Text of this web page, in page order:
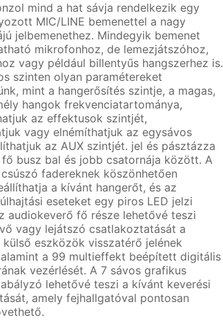
mind a hat sávja rendelkezik egy
MIC/LINE bemenettel a nagy
jelbemenethez. Mindegyik bemenet
mikrofonhoz, de lemezjátszóhoz,
vagy például billentyűs hangszerhez is.
szinten olyan paramétereket
mint a hangerősítés szintje, a magas,
hangok frekvenciatartománya,
az effektusok szintjét,
vagy elnémíthatjuk az egysávos
az AUX szintjét. jel és pásztázza
busz bal és jobb csatornája között. A
fadereknek köszönhetően
a kívánt hangerőt, és az
eseteket egy piros LED jelzi
audiokeverő fő része lehetővé teszi
vagy lejátszó csatlakoztatását a
eszközök visszatérő jelének
a 99 multieffekt beépített digitális
vezérlését. A 7 sávos grafikus
lehetővé teszi a kívánt keverési
amely fejhallgatóval pontosan